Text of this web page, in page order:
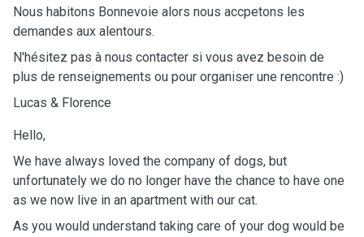
Nous habitons Bonnevoie alors nous accpetons les
demandes aux alentours.
N'hésitez pas à nous contacter si vous avez besoin de
plus de renseignements ou pour organiser une rencontre :)
Lucas & Florence
Hello,
We have always loved the company of dogs, but
unfortunately we do no longer have the chance to have one
as we now live in an apartment with our cat.
As you would understand taking care of your dog would be